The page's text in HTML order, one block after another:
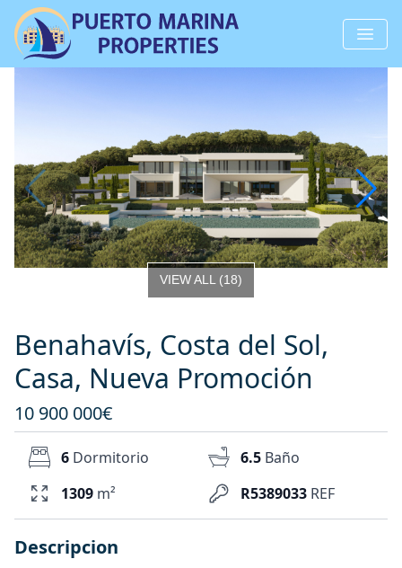
VIEW ALL(18)
Benahavís, Costa del Sol,
Casa, Nueva Promoción
10 900 000€
R5389033 REF
6 Dormitorio 6.5 Baño
1309 m²
Descripcion